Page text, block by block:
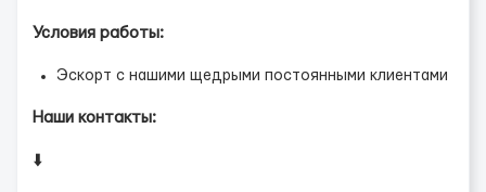
Условия работы:
Эскорт с нашими щедрыми постоянными клиентами
Наши контакты:
⬇️